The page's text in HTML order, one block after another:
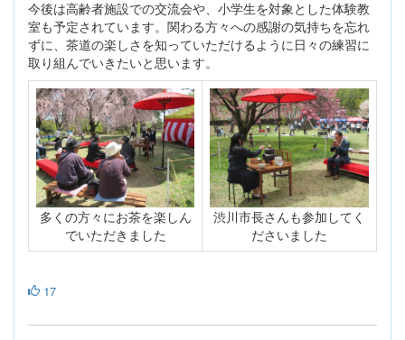
今後は高齢者施設での交流会や、小学生を対象とした体験教
室も予定されています。関わる方々への感謝の気持ちを忘れ
ずに、茶道の楽しさを知っていただけるように日々の練習に
取り組んでいきたいと思います。
多くの方々にお茶を楽しん
でいただきました
渋川市長さんも参加してく
ださいました
17